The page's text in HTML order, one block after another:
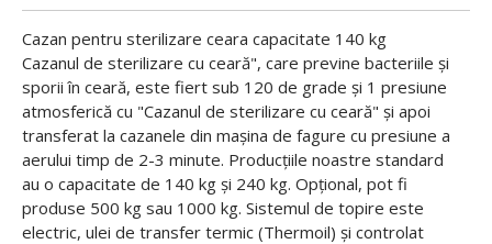
Cazan pentru sterilizare ceara capacitate 140 kg
Cazanul de sterilizare cu ceară", care previne bacteriile și
sporii în ceară, este fiert sub 120 de grade și 1 presiune
atmosferică cu "Cazanul de sterilizare cu ceară" și apoi
transferat la cazanele din mașina de fagure cu presiune a
aerului timp de 2-3 minute. Producțiile noastre standard
au o capacitate de 140 kg și 240 kg. Opțional, pot fi
produse 500 kg sau 1000 kg. Sistemul de topire este
electric, ulei de transfer termic (Thermoil) și controlat